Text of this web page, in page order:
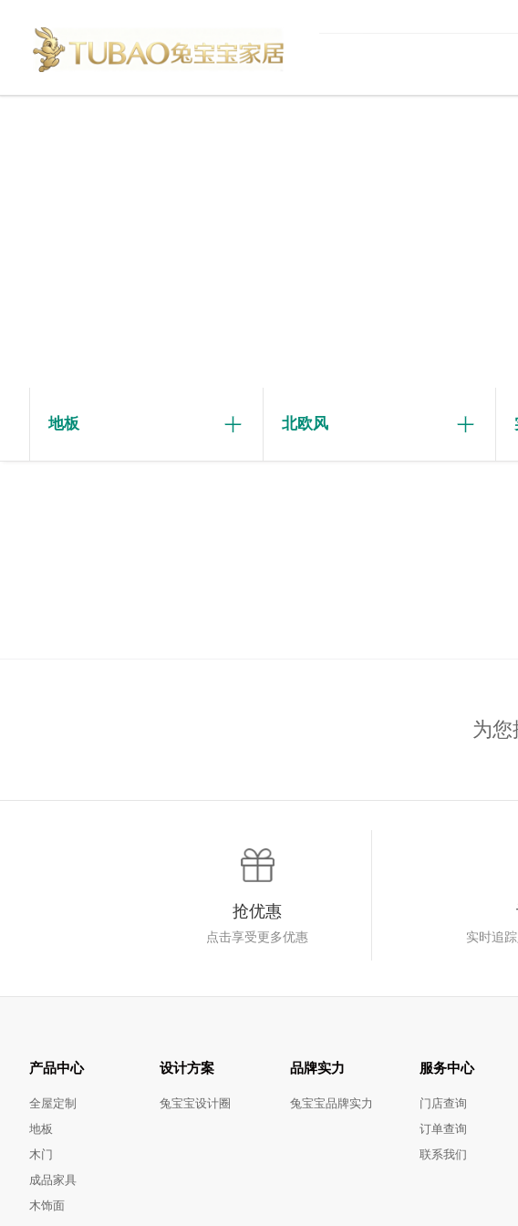
地板 北欧风
为
抢优惠
点击享受更多优惠 实时追
产品中心
全屋定制
地板
木门
成品家具
木饰面
设计方案
兔宝宝设计圈
品牌实力
兔宝宝品牌实力
服务中心
门店查询
订单查询
联系我们